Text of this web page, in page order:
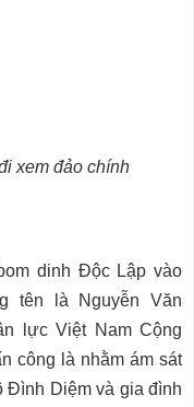
xem đảo chính
dinh Độc Lập vào
tên là Nguyễn Văn
lực Việt Nam Cộng
công là nhằm ám sát
Đình Diệm và gia đình